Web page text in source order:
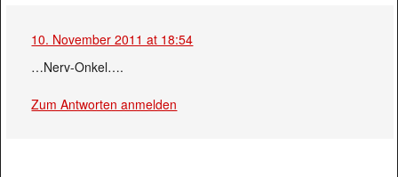
10. November 2011 at 18:54
…Nerv-Onkel….
Zum Antworten anmelden